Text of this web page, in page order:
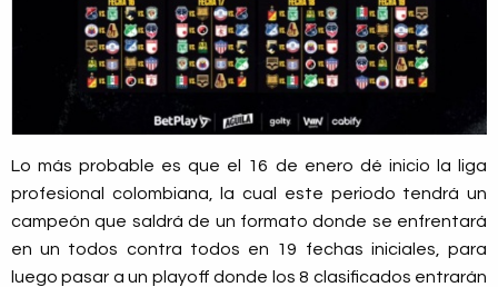
Lo más probable es que el 16 de enero dé inicio la liga
profesional colombiana, la cual este periodo tendrá un
campeón que saldrá de un formato donde se enfrentará
en un todos contra todos en 19 fechas iniciales, para
luego pasar a un playoff donde los 8 clasificados entrarán